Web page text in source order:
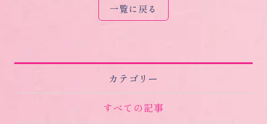
カテゴリー
すべての記事
一覧に戻る